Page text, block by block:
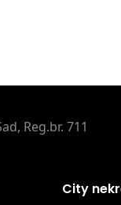
Reg.br. 711
City